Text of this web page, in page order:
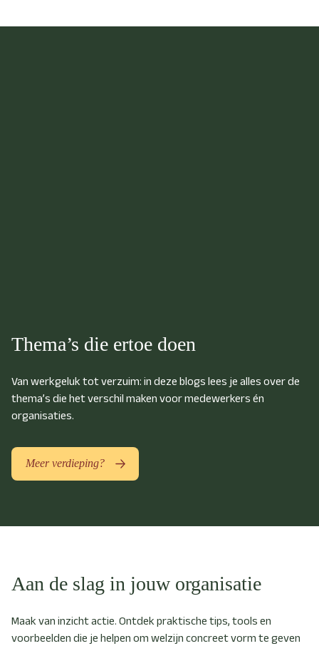
Thema’s die ertoe doen
Van werkgeluk tot verzuim: in deze blogs lees je alles over de
thema’s die het verschil maken voor medewerkers én
organisaties.
Meer verdieping?
Aan de slag in jouw organisatie
Maak van inzicht actie. Ontdek praktische tips, tools en
voorbeelden die je helpen om welzijn concreet vorm te geven